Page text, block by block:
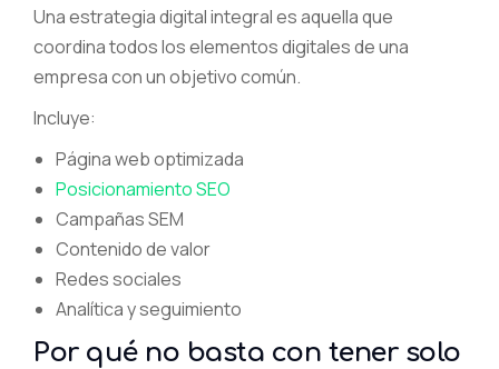
Una estrategia digital integral es aquella que
coordina todos los elementos digitales de una
empresa con un objetivo común.
Incluye:
Página web optimizada
Posicionamiento SEO
Campañas SEM
Contenido de valor
Redes sociales
Analítica y seguimiento
Por qué no basta con tener solo